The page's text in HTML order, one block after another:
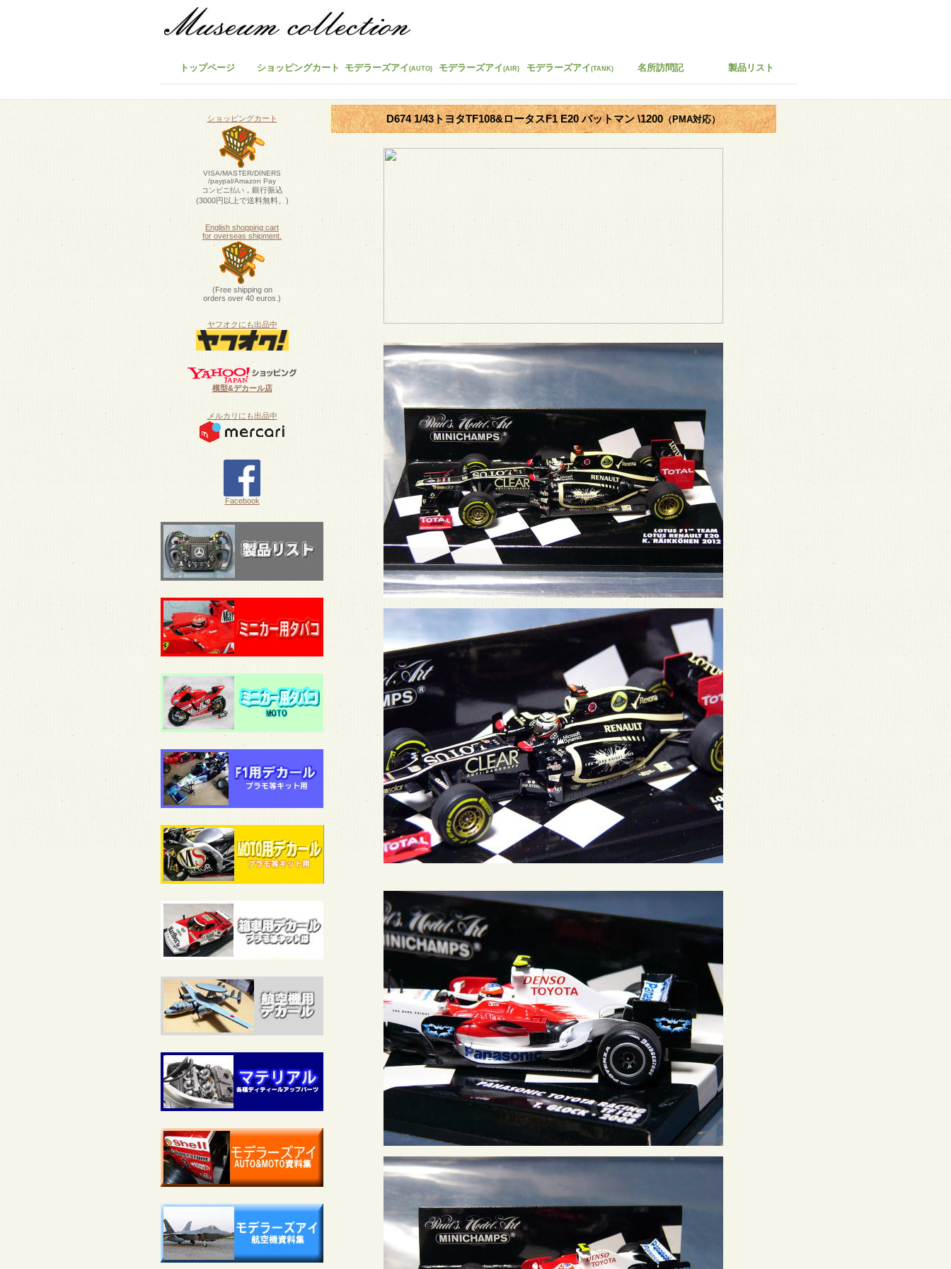
D674 1/43トヨタTF108&ロータスF1 E20 バットマン \1200（PMA対応）
トップページ ショッピングカート モデラーズアイ(AUTO) モデラーズアイ(AIR) モデラーズアイ(TANK) 名所訪問記 製品リスト
ショッピングカート
VISA/MASTER/DINERS
/paypal/Amazon Pay
コンビニ払い，銀行振込
(3000円以上で送料無料。)
English shopping cart
for overseas shipment.
(Free shipping on
orders over 40 euros.)
ヤフオクにも出品中
模型&デカール店
メルカリにも出品中
Facebook